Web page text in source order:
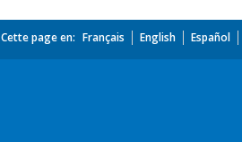
Cette page en: Français English Español